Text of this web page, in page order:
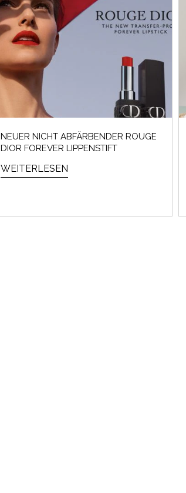
NEUER NICHT ABFÄRBENDER ROUGE
DIOR FOREVER LIPPENSTIFT
WEITERLESEN